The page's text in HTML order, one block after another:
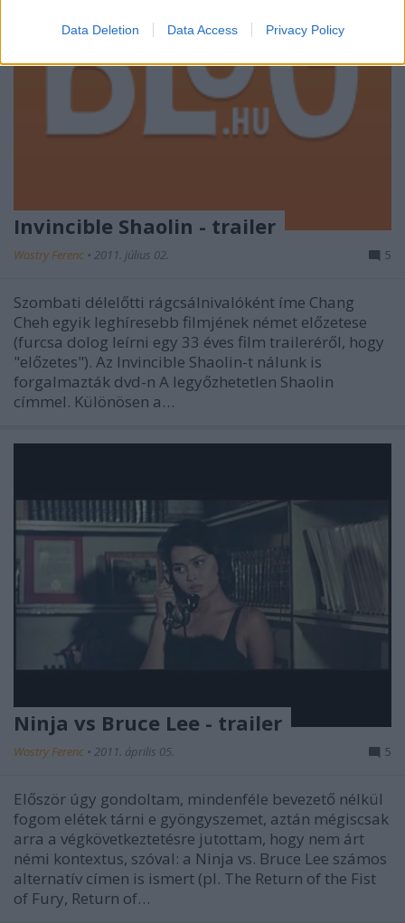
Data Deletion Data Access Privacy Policy
Invincible Shaolin - trailer
Wostry Ferenc • 2011. július 02. 5
Szombati délelőtti rágcsálnivalóként íme Chang
Cheh egyik leghíresebb filmjének német előzetese
(furcsa dolog leírni egy 33 éves film traileréről, hogy
"előzetes"). Az Invincible Shaolin-t nálunk is
forgalmazták dvd-n A legyőzhetetlen Shaolin
címmel. Különösen a…
Ninja vs Bruce Lee - trailer
Wostry Ferenc • 2011. április 05. 5
Először úgy gondoltam, mindenféle bevezető nélkül
fogom elétek tárni e gyöngyszemet, aztán mégiscsak
arra a végkövetkeztetésre jutottam, hogy nem árt
némi kontextus, szóval: a Ninja vs. Bruce Lee számos
alternatív címen is ismert (pl. The Return of the Fist
of Fury, Return of…